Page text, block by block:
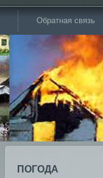
Обратная связь
ПОГОДА